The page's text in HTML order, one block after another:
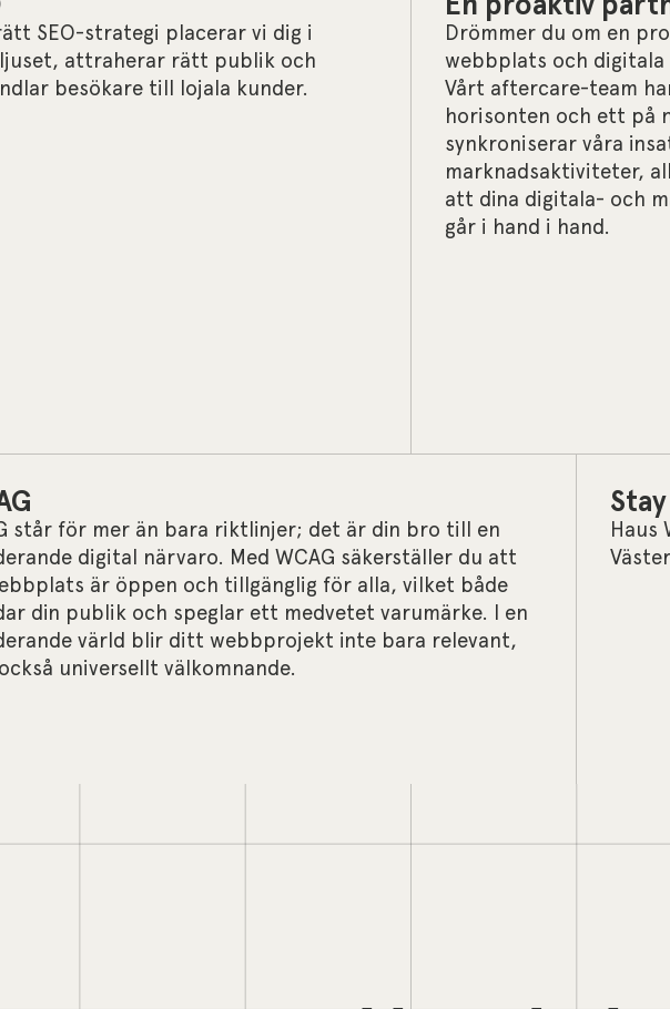
SEO-strategi placerar vi dig i
attraherar rätt publik och
besökare till lojala kunder.
Drömmer du om en
webbplats och digitala
Vårt aftercare-team
horisonten och ett på
synkroniserar våra
marknadsaktiviteter,
att dina digitala- och
går i hand i hand.
står för mer än bara riktlinjer; det är din bro till en
digital närvaro. Med WCAG säkerställer du att
är öppen och tillgänglig för alla, vilket både
din publik och speglar ett medvetet varumärke. I en
värld blir ditt webbprojekt inte bara relevant,
universellt välkomnande.
Haus